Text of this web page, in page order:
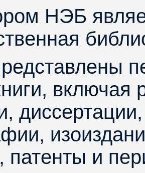
НЭБ
включая
патенты и